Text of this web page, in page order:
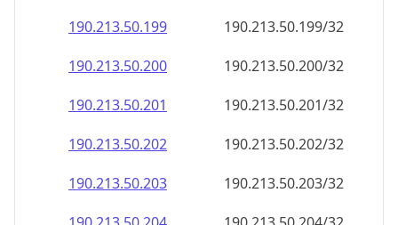
190.213.50.199
190.213.50.199/32
190.213.50.200
190.213.50.200/32
190.213.50.201
190.213.50.201/32
190.213.50.202
190.213.50.202/32
190.213.50.203
190.213.50.203/32